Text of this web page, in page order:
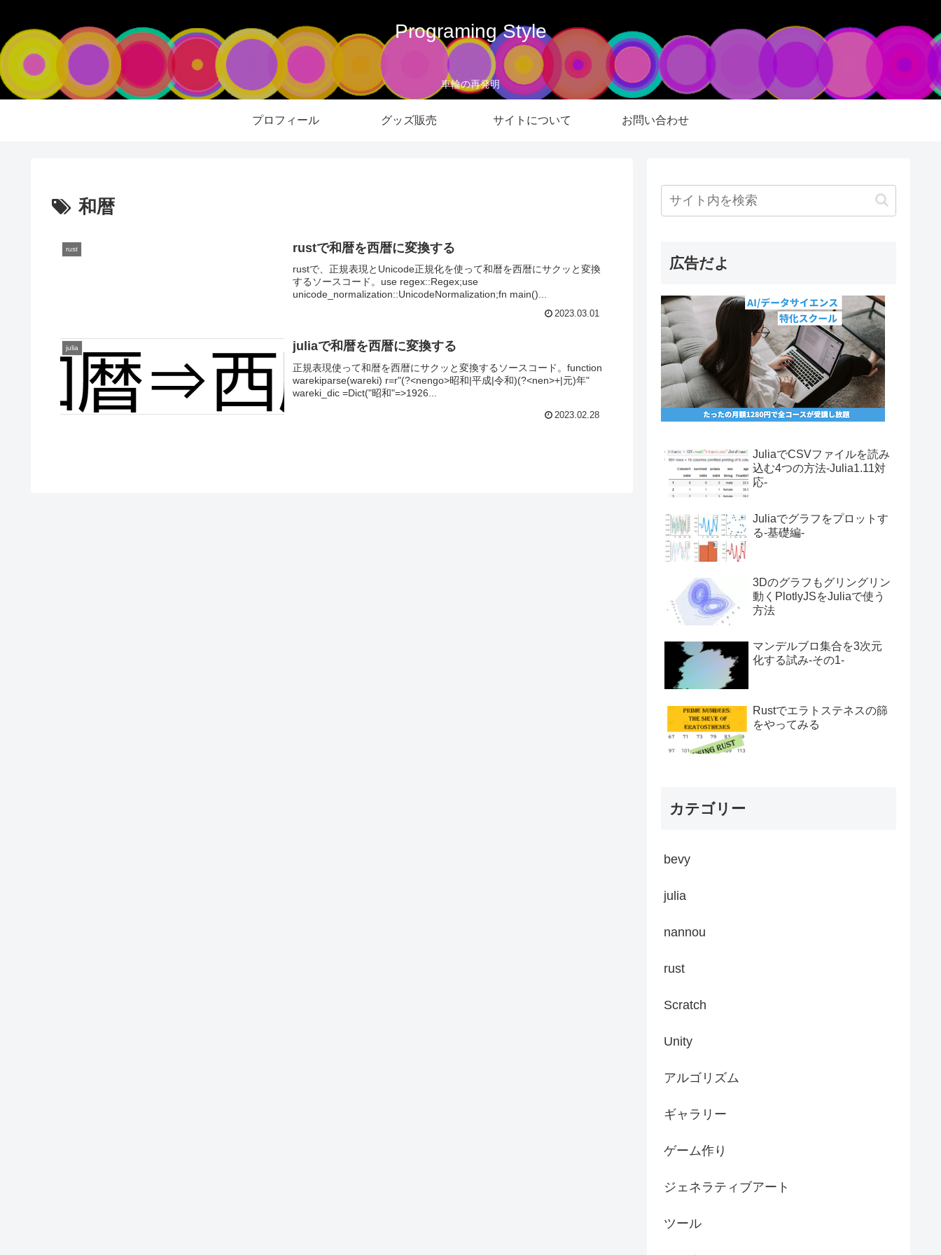
Programing Style
車輪の再発明
プロフィール グッズ販売 サイトについて お問い合わせ
和暦
rust rustで和暦を西暦に変換する
rustで、正規表現とUnicode正規化を使って和暦を西暦にサクッと変換
するソースコード。use regex::Regex;use
unicode_normalization::UnicodeNormalization;fn main()...
2023.03.01
julia juliaで和暦を西暦に変換する
正規表現使って和暦を西暦にサクッと変換するソースコード。function
warekiparse(wareki) r=r"(?<nengo>昭和|平成|令和)(?<nen>+|元)年"
wareki_dic =Dict("昭和"=>1926...
2023.02.28
広告だよ
JuliaでCSVファイルを読み
込む4つの方法-Julia1.11対
応-
Juliaでグラフをプロットす
る-基礎編-
3Dのグラフもグリングリン
動くPlotlyJSをJuliaで使う
方法
マンデルブロ集合を3次元
化する試み-その1-
Rustでエラトステネスの篩
をやってみる
カテゴリー
bevy
julia
nannou
rust
Scratch
Unity
アルゴリズム
ギャラリー
ゲーム作り
ジェネラティブアート
ツール